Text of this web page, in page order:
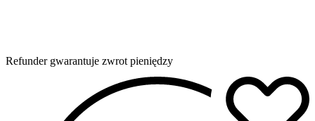
Refunder gwarantuje zwrot pieniędzy